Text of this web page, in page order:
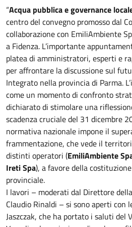
“Acqua pubblica e governance
centro del convegno promosso dal
collaborazione con EmiliAmbiente
a Fidenza. L’importante
platea di amministratori, esperti e
per affrontare la discussione sul
Integrato nella provincia di Parma.
come un momento di confronto
dichiarato di stimolare una
scadenza cruciale del 31 dicembre
normativa nazionale impone il
frammentazione, che vede il
distinti operatori (EmiliAmbiente
Ireti Spa), a favore della
provinciale.
I lavori – moderati dal Direttore
Claudio Rinaldi – si sono aperti con
Jaszczak, che ha portato i saluti del